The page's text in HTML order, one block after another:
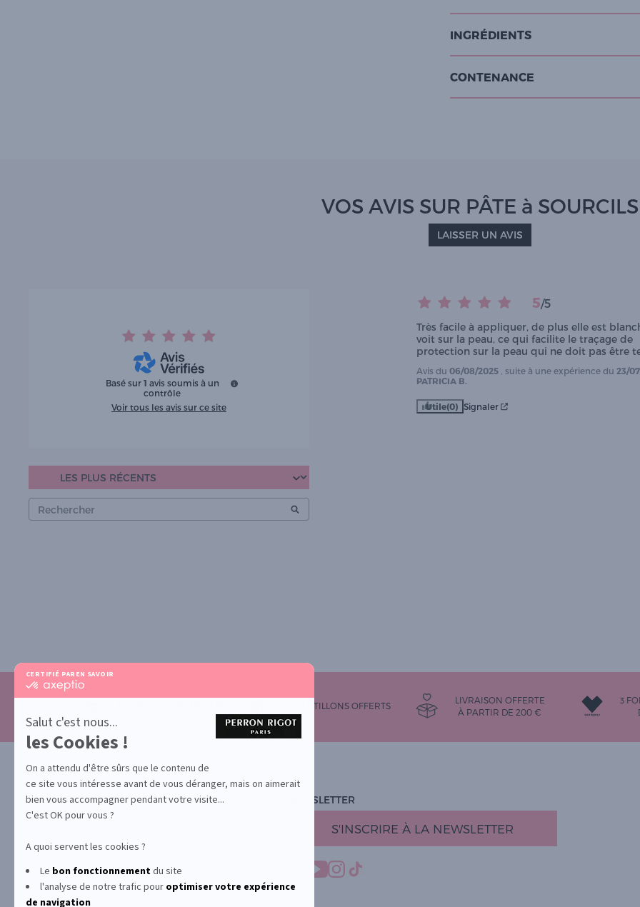
CERTIFIÉ PAR EN SAVOIR PLUS SUR
certifié
-
En
savoir
plus
sur
Axeptio
Salut c'est nous...
les Cookies !
On a attendu d'être sûrs que le contenu de
ce site vous intéresse avant de vous déranger, mais on aimerait
bien vous accompagner pendant votre visite...
C'est OK pour vous ?
A quoi servent les cookies ?
Le bon fonctionnementdu site
l'analyse de notre trafic pour optimiservotre expérience
de navigation
INGRÉDIENTS
CONTENANCE
VOS AVIS SUR PÂTE à SOURCILS
LAISSER UN AVIS
Basé sur 1 avis soumis à un
contrôle
Voir tous les avis sur ce site
5/5
Très facile à appliquer, de plus elle est
voit sur la peau, ce qui facilite le traçage de
protection sur la peau qui ne doit pas être
Avis du 06/08/2025 , suite à une expérience du 23/
PATRICIA B.
Utile(0) Signaler
ECHANTILLONS OFFERTS
LIVRAISON OFFERTE
À PARTIR DE 200 €
3
NEWSLETTER
S'INSCRIRE À LA NEWSLETTER